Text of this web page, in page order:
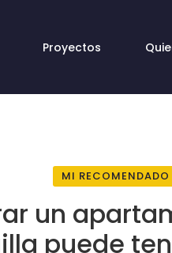
Proyectos
MI RECOMENDADO
un
puede